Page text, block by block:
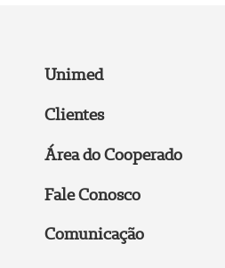
Unimed
Clientes
Área do Cooperado
Fale Conosco
Comunicação